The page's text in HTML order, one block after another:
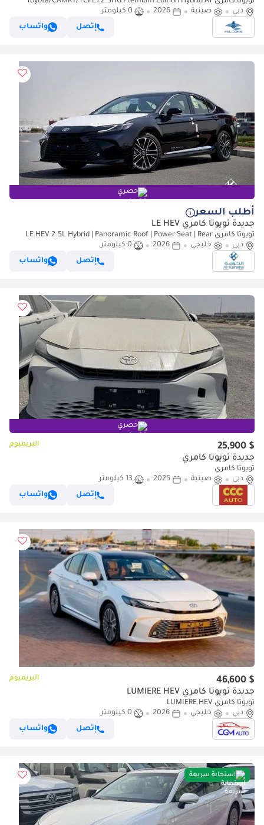
دبي
صينية 2026
0 كيلومتر
إتصل
واتساب
حصري
أطلب السعر
جديدة تويوتا كامري LE HEV
تويوتا كامري LE HEV 2.5L Hybrid | Panoramic Roof | Power Seat | Rear
Camera | GCC Specs | Zero KM
دبي خليجي 2026
0 كيلومتر
إتصل
واتساب
حصري
$ 25,900 البريميوم
جديدة تويوتا كامري
تويوتا كامري
دبي
صينية 2025
13 كيلومتر
إتصل
واتساب
$ 46,600 البريميوم
جديدة تويوتا كامري LUMIERE HEV
تويوتا كامري LUMIERE HEV
دبي
خليجي 2026
0 كيلومتر
إتصل
واتساب
استجابة سريعة